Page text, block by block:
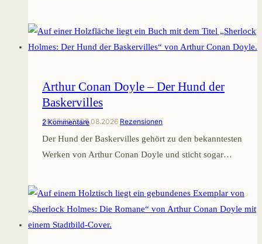
Arthur Conan Doyle – Der Hund der
Baskervilles
26.05.202306.08.2026 Rezensionen
2 Kommentare
Der Hund der Baskervilles gehört zu den bekanntesten
Werken von Arthur Conan Doyle und sticht sogar…